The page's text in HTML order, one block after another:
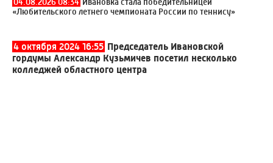
«Любительского летнего чемпионата России по теннису»
4 октября 2024 16:55 Председатель Ивановской
гордумы Александр Кузьмичев посетил несколько
колледжей областного центра